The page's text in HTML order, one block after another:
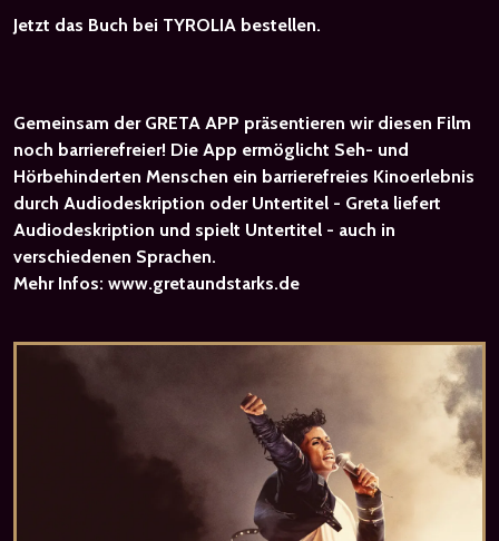
Jetzt das Buch bei TYROLIA bestellen.
Gemeinsam der GRETA APP präsentieren wir diesen Film
noch barrierefreier! Die App ermöglicht Seh- und
Hörbehinderten Menschen ein barrierefreies Kinoerlebnis
durch Audiodeskription oder Untertitel - Greta liefert
Audiodeskription und spielt Untertitel - auch in
verschiedenen Sprachen.
Mehr Infos: www.gretaundstarks.de